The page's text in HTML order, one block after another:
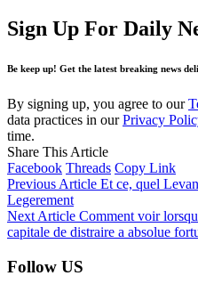
Sign Up For Daily
Be keep up! Get the latest breaking news
By signing up, you agree to our
data practices in ourPrivacy
time.
Share This Article
Facebook Threads Copy Link
Previous Article Et ce, quel
Legerement
Next Article Comment voir
capitale de distraire a absolue
Follow US